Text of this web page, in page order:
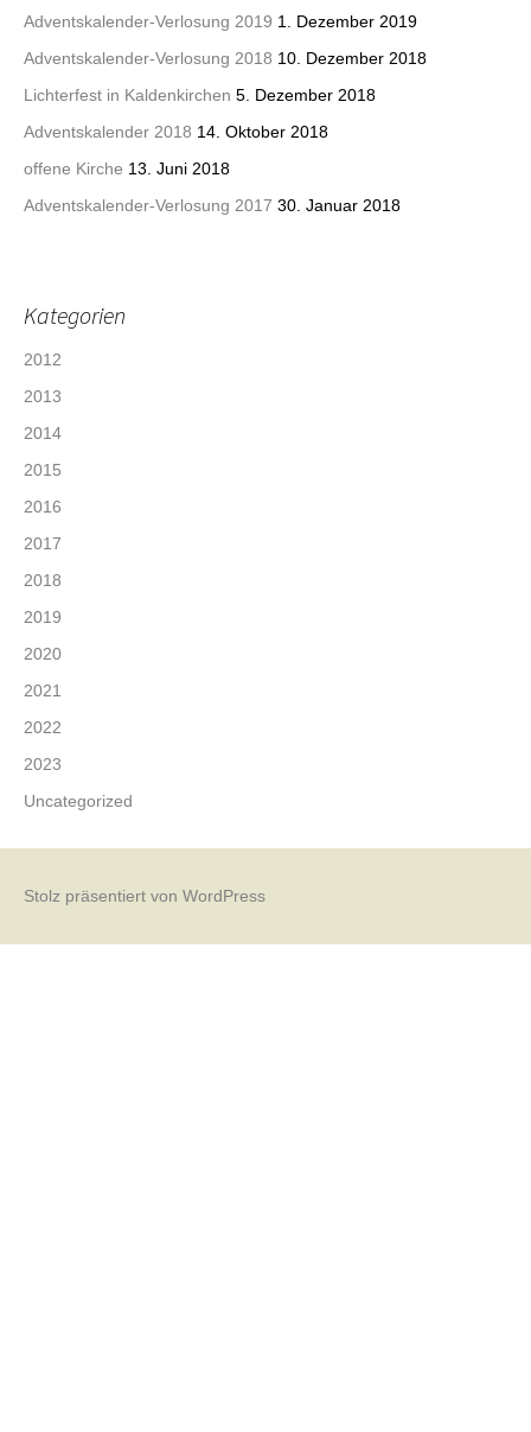
Adventskalender-Verlosung 2019 1. Dezember 2019
Adventskalender-Verlosung 2018 10. Dezember 2018
Lichterfest in Kaldenkirchen 5. Dezember 2018
Adventskalender 2018 14. Oktober 2018
offene Kirche 13. Juni 2018
Adventskalender-Verlosung 2017 30. Januar 2018
Kategorien
2012
2013
2014
2015
2016
2017
2018
2019
2020
2021
2022
2023
Uncategorized
Stolz präsentiert von WordPress